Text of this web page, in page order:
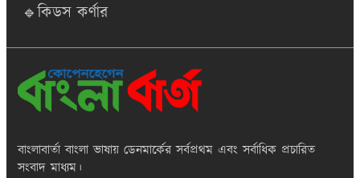
🔹কিডস কর্ণার
বাংলাবার্তা বাংলা ভাষায় ডেনমার্কের সর্বপ্রথম এবং সর্বাধিক প্রচারিত
সংবাদ মাধ্যম।